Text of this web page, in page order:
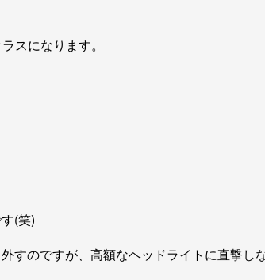
スになります。
(笑)
すのですが、高額なヘッドライトに直撃し